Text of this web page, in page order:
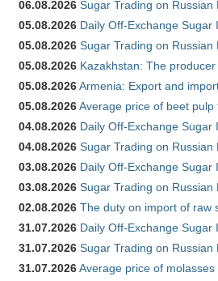
06.08.2026 Sugar Trading on Russian
05.08.2026 Daily Off-Exchange Sugar
05.08.2026 Sugar Trading on Russian
05.08.2026 Kazakhstan: The
05.08.2026Armenia: Export and
05.08.2026Average price of beet
04.08.2026 Daily Off-Exchange Sugar
04.08.2026 Sugar Trading on Russian
03.08.2026 Daily Off-Exchange Sugar
03.08.2026 Sugar Trading on Russian
02.08.2026 The duty on import of raw
31.07.2026 Daily Off-Exchange
31.07.2026 Sugar Trading on
31.07.2026Average price of